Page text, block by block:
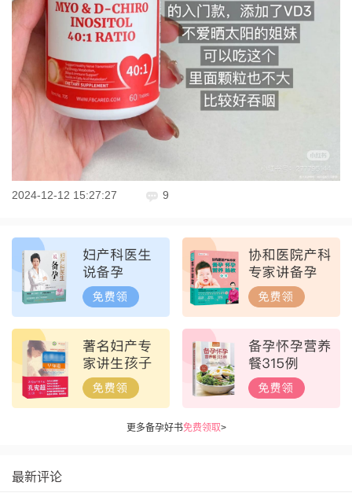
2024-12-12 15:27:27 9
更多备孕好书免费领取>
最新评论